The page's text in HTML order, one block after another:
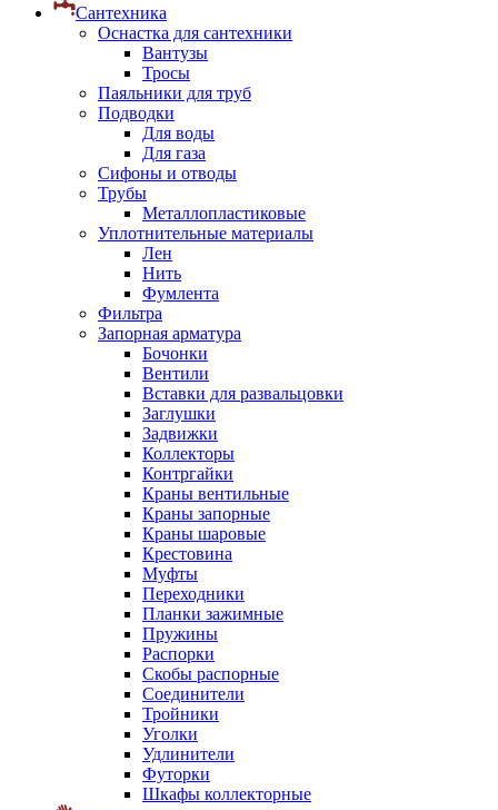
Сантехника
Оснастка для сантехники
Вантузы
Тросы
Паяльники для труб
Подводки
Для воды
Для газа
Сифоны и отводы
Трубы
Металлопластиковые
Уплотнительные материалы
Лен
Нить
Фумлента
Фильтра
Запорная арматура
Бочонки
Вентили
Вставки для развальцовки
Заглушки
Задвижки
Коллекторы
Контргайки
Краны вентильные
Краны запорные
Краны шаровые
Крестовина
Муфты
Переходники
Планки зажимные
Пружины
Распорки
Скобы распорные
Соединители
Тройники
Уголки
Удлинители
Футорки
Шкафы коллекторные